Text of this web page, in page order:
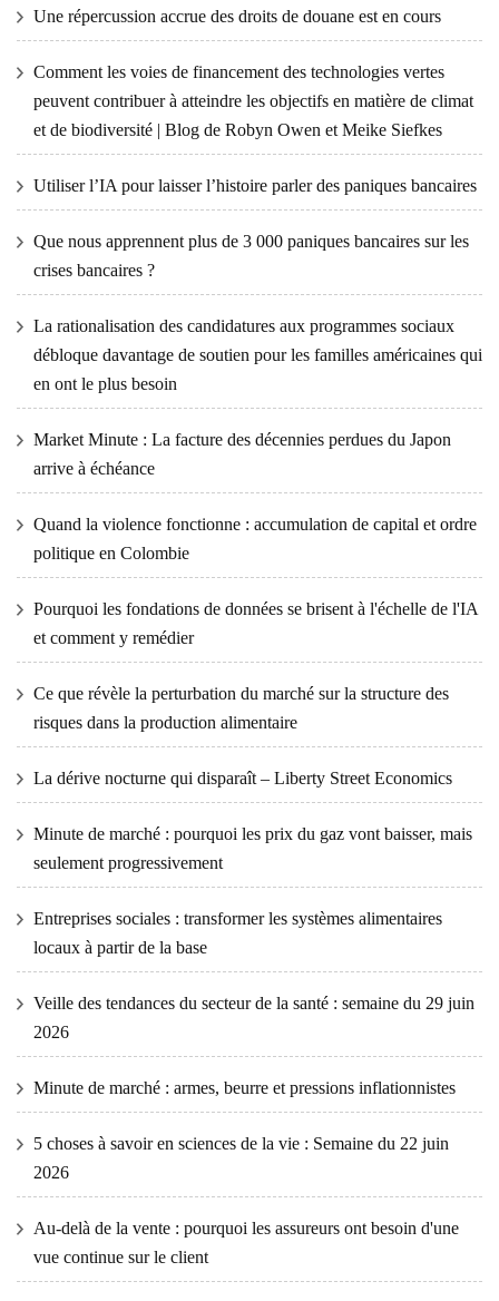
Une répercussion accrue des droits de douane est en cours
Comment les voies de financement des technologies vertes
peuvent contribuer à atteindre les objectifs en matière de climat
et de biodiversité | Blog de Robyn Owen et Meike Siefkes
Utiliser l’IA pour laisser l’histoire parler des paniques bancaires
Que nous apprennent plus de 3 000 paniques bancaires sur les
crises bancaires ?
La rationalisation des candidatures aux programmes sociaux
débloque davantage de soutien pour les familles américaines qui
en ont le plus besoin
Market Minute : La facture des décennies perdues du Japon
arrive à échéance
Quand la violence fonctionne : accumulation de capital et ordre
politique en Colombie
Pourquoi les fondations de données se brisent à l'échelle de l'IA
et comment y remédier
Ce que révèle la perturbation du marché sur la structure des
risques dans la production alimentaire
La dérive nocturne qui disparaît – Liberty Street Economics
Minute de marché : pourquoi les prix du gaz vont baisser, mais
seulement progressivement
Entreprises sociales : transformer les systèmes alimentaires
locaux à partir de la base
Veille des tendances du secteur de la santé : semaine du 29 juin
2026
Minute de marché : armes, beurre et pressions inflationnistes
5 choses à savoir en sciences de la vie : Semaine du 22 juin
2026
Au-delà de la vente : pourquoi les assureurs ont besoin d'une
vue continue sur le client